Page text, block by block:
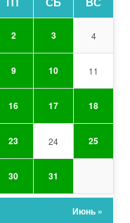
2 3 4
9 10 11
16 17 18
23 24 25
30 31
Июнь »